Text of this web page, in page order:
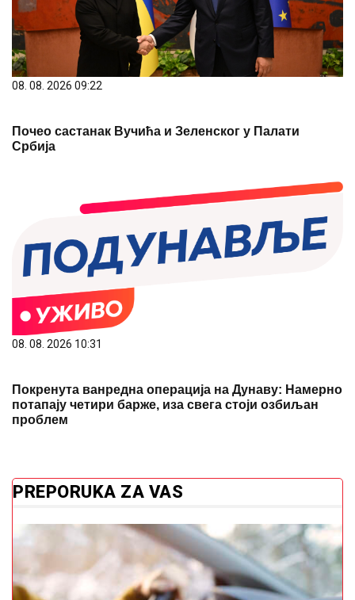
08. 08. 2026 09:22
Почео састанак Вучића и Зеленског у Палати
Србија
08. 08. 2026 10:31
Покренута ванредна операција на Дунаву: Намерно
потапају четири барже, иза свега стоји озбиљан
проблем
PREPORUKA ZA VAS